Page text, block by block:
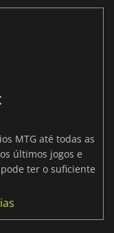
MTG até todas as
últimos jogos e
ter o suficiente